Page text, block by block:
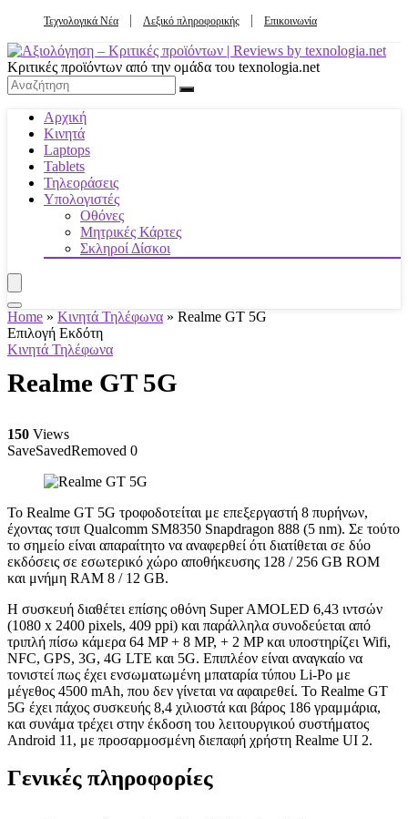
Τεχνολογικά Νέα Λεξικό πληροφορικής Επικοινωνία
Κριτικές προϊόντων από την ομάδα του texnologia.net
Αρχική
Κινητά
Laptops
Tablets
Τηλεοράσεις
Υπολογιστές
Οθόνες
Μητρικές Κάρτες
Σκληροί Δίσκοι
Home » Κινητά Τηλέφωνα » Realme GT 5G
Επιλογή Εκδότη
Κινητά Τηλέφωνα
Realme GT 5G
150 Views
SaveSavedRemoved 0
Το Realme GT 5G τροφοδοτείται με επεξεργαστή 8 πυρήνων,
έχοντας τσιπ Qualcomm SM8350 Snapdragon 888 (5 nm). Σε τούτο
το σημείο είναι απαραίτητο να αναφερθεί ότι διατίθεται σε δύο
εκδόσεις σε εσωτερικό χώρο αποθήκευσης 128 / 256 GB ROM
και μνήμη RAM 8 / 12 GB.
Η συσκευή διαθέτει επίσης οθόνη Super AMOLED 6,43 ιντσών
(1080 x 2400 pixels, 409 ppi) και παράλληλα συνοδεύεται από
τριπλή πίσω κάμερα 64 MP + 8 MP, + 2 MP και υποστηρίζει Wifi,
NFC, GPS, 3G, 4G LTE και 5G. Επιπλέον είναι αναγκαίο να
τονιστεί πως έχει ενσωματωμένη μπαταρία τύπου Li-Po με
μέγεθος 4500 mAh, που δεν γίνεται να αφαιρεθεί. Το Realme GT
5G έχει πάχος συσκευής 8,4 χιλιοστά και βάρος 186 γραμμάρια,
και συνάμα τρέχει στην έκδοση του λειτουργικού συστήματος
Android 11, με προσαρμοσμένη διεπαφή χρήστη Realme UI 2.
Γενικές πληροφορίες